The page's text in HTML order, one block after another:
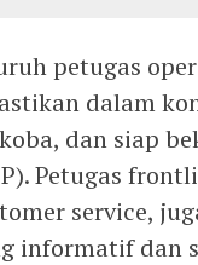
petugas
dalam
dan siap
Petugas
service,
informatif dan